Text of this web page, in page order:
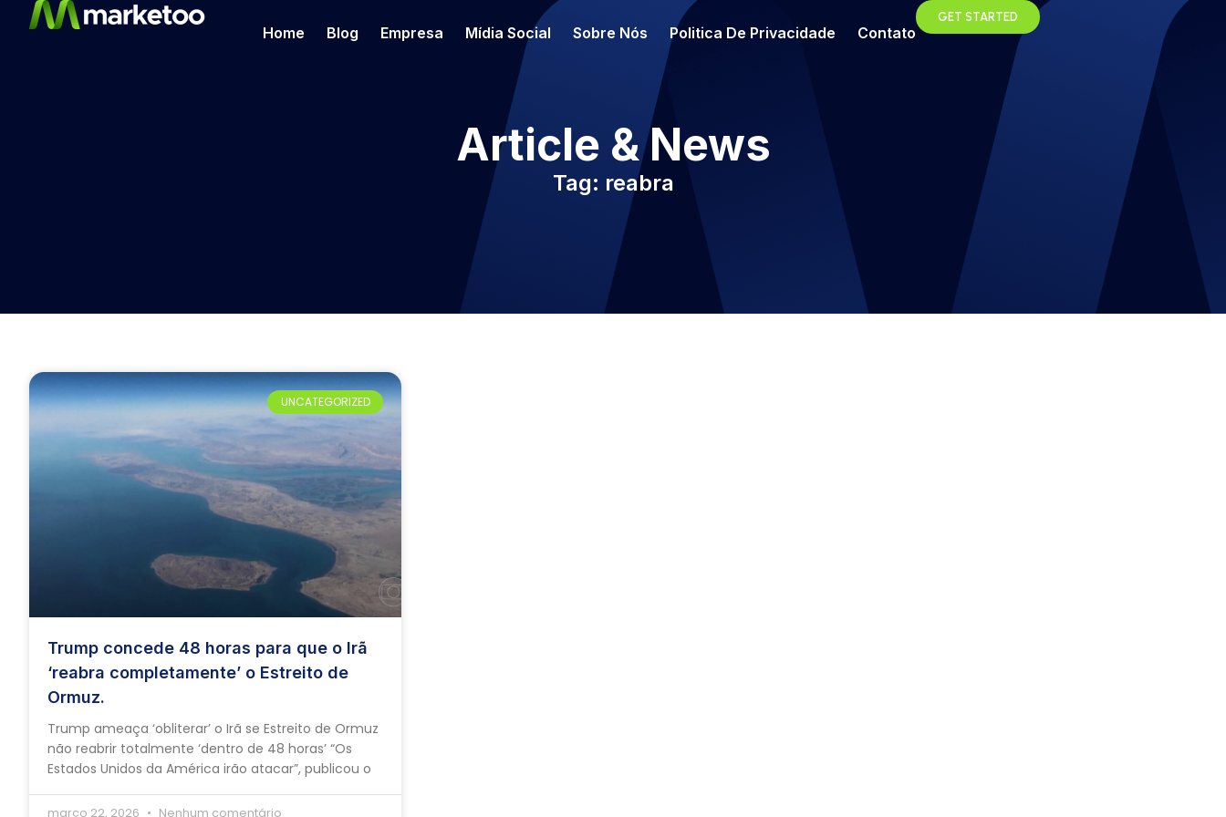
Home Blog Empresa Mídia Social Sobre Nós Politica De Privacidade Contato
GET STARTED
Article & News
Tag: reabra
UNCATEGORIZED
Trump concede 48 horas para que o Irã
‘reabra completamente’ o Estreito de
Ormuz.
Trump ameaça ‘obliterar’ o Irã se Estreito de Ormuz
não reabrir totalmente ‘dentro de 48 horas’ “Os
Estados Unidos da América irão atacar”, publicou o
março 22, 2026 Nenhum comentário